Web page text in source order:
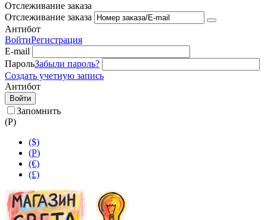
Отслеживание заказа
Отслеживание заказа
Антибот
ВойтиРегистрация
E-mail
ПарольЗабыли пароль?
Создать учетную запись
Антибот
Войти
Запомнить
(Р)
($)
(Р)
(€)
(£)